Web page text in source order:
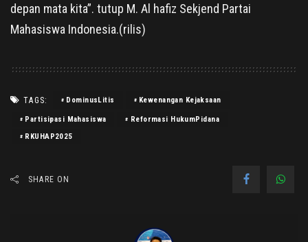
depan mata kita”. tutup M. Al hafiz Sekjend Partai
Mahasiswa Indonesia.(rilis)
TAGS: DominusLitis Kewenangan Kejaksaan
Partisipasi Mahasiswa
Reformasi HukumPidana
RKUHAP2025
SHARE ON